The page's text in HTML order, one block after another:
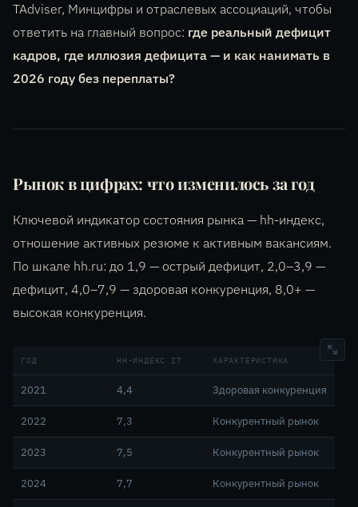
TAdviser, Минцифры и отраслевых ассоциаций, чтобы
ответить на главный вопрос: где реальный дефицит
кадров, где иллюзия дефицита — и как нанимать в
2026 году без переплаты?
Рынок в цифрах: что изменилось за год
Ключевой индикатор состояния рынка — hh-индекс,
отношение активных резюме к активным вакансиям.
По шкале hh.ru: до 1,9 — острый дефицит, 2,0–3,9 —
дефицит, 4,0–7,9 — здоровая конкуренция, 8,0+ —
высокая конкуренция.
ГОД HH-ИНДЕКС IT ХАРАКТЕРИСТИКА
2021 4,4 Здоровая конкуренция
2022 7,3 Конкурентный рынок
2023 7,5 Конкурентный рынок
2024 7,7 Конкурентный рынок